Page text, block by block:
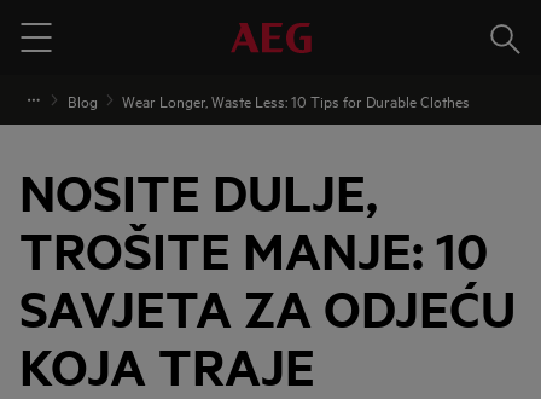
Menu
Traži
Blog Wear Longer, Waste Less: 10 Tips for Durable Clothes
NOSITE DULJE,
TROŠITE MANJE: 10
SAVJETA ZA ODJEĆU
KOJA TRAJE